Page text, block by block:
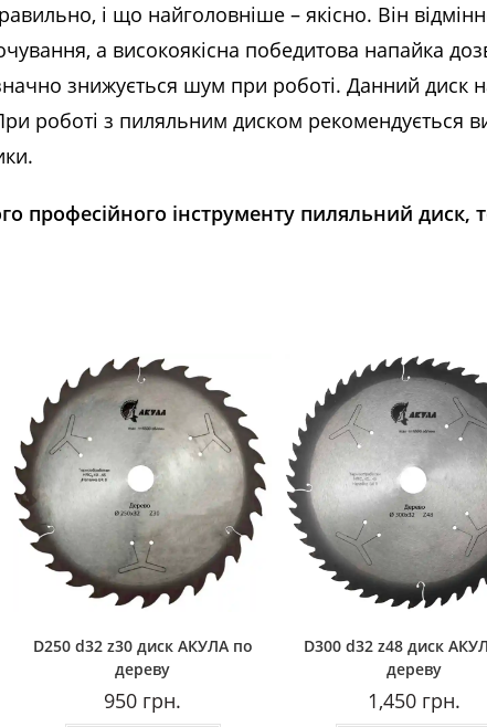
і що найголовніше – якісно. Він
а високоякісна победитова напайка
знижується шум при роботі. Данний диск
роботі з пиляльним диском рекомендується
професійного інструменту пиляльний диск,
D250 d32 z30 диск АКУЛА по
дереву
950 грн.
D300 d32 z48 диск
дереву
1,450грн.